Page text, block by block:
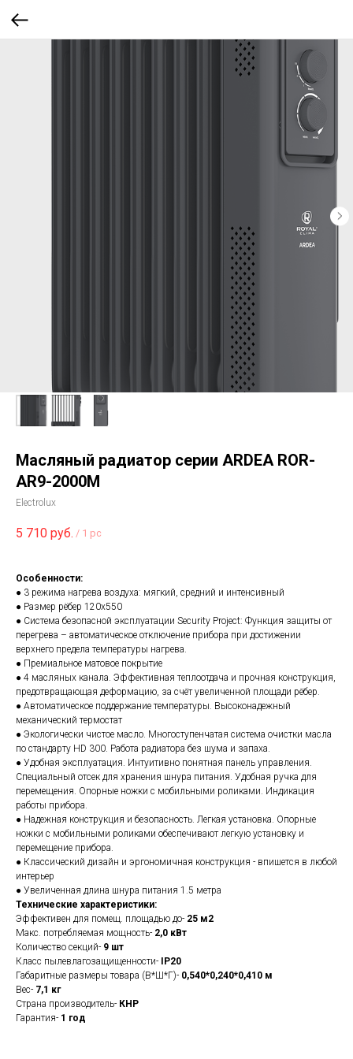
Масляный радиатор серии ARDEA ROR-
AR9-2000M
Electrolux
5 710 руб. / 1 pc
Особенности:
● 3 режима нагрева воздуха: мягкий, средний и интенсивный
● Размер рёбер 120x550
● Система безопасной эксплуатации Security Project: Функция защиты от
перегрева – автоматическое отключение прибора при достижении
верхнего предела температуры нагрева.
● Премиальное матовое покрытие
● 4 масляных канала. Эффективная теплоотдача и прочная конструкция,
предотвращающая деформацию, за счёт увеличенной площади рёбер.
● Автоматическое поддержание температуры. Высоконадежный
механический термостат
● Экологически чистое масло. Многоступенчатая система очистки масла
по стандарту HD 300. Работа радиатора без шума и запаха.
● Удобная эксплуатация. Интуитивно понятная панель управления.
Специальный отсек для хранения шнура питания. Удобная ручка для
перемещения. Опорные ножки с мобильными роликами. Индикация
работы прибора.
● Надежная конструкция и безопасность. Легкая установка. Опорные
ножки с мобильными роликами обеспечивают легкую установку и
перемещение прибора.
● Классический дизайн и эргономичная конструкция - впишется в любой
интерьер
● Увеличенная длина шнура питания 1.5 метра
Технические характеристики:
Эффективен для помещ. площадью до- 25 м2
Макс. потребляемая мощность- 2,0 кВт
Количество секций- 9 шт
Класс пылевлагозащищенности-
IP20
Габаритные размеры товара (В*Ш*Г)- 0,540*0,240*0,410 м
Вес- 7,1 кг
Страна производитель- КНР
Гарантия- 1 год